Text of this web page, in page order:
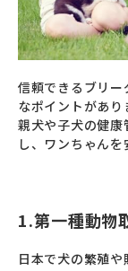
信頼できるブリ
なポイントがあり
親犬や子犬の健康
し、ワンちゃんを
1.第一種動物
日本で犬の繁殖